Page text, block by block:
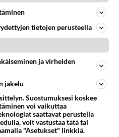
menoa
825
48
oikein?
73
625
Kiteen Pallon superpesisjoukkue pelaa huumeiden vaikutuksen alaisena
Huumerikos. Yleisesti uskotaan, että se seikka, että eräs KiPan pelaaja kärähtää huumeista, on vain jäävuoren huippu. M
tietojen perusteella
ja virheiden
jakelu
Suostumuksesi koskee
voi vaikuttaa
saattavat perustella
voit vastustaa tätä tai
"Asetukset" linkkiä.